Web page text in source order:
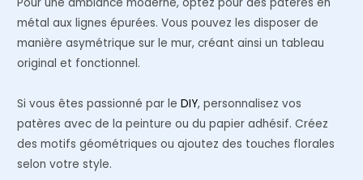
métal aux lignes épurées. Vous pouvez les disposer de
manière asymétrique sur le mur, créant ainsi un tableau
original et fonctionnel.
Si vous êtes passionné par leDIY, personnalisez vos
patères avec de la peinture ou du papier adhésif. Créez
des motifs géométriques ou ajoutez des touches florales
selon votre style.